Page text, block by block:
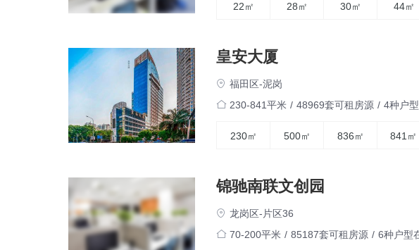
22㎡ 28㎡ 30㎡ 44㎡
皇安大厦
福田区-泥岗
230-841平米 / 48969套可租房源 / 4种户
230㎡ 500㎡ 836㎡ 841㎡
锦驰南联文创园
龙岗区-片区36
70-200平米 / 85187套可租房源 / 6种户型